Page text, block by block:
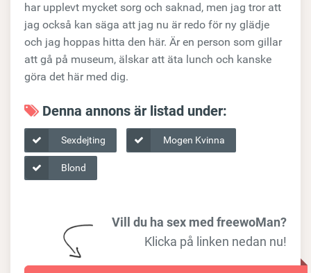
har upplevt mycket sorg och saknad, men jag tror att
jag också kan säga att jag nu är redo för ny glädje
och jag hoppas hitta den här. Är en person som gillar
att gå på museum, älskar att äta lunch och kanske
göra det här med dig.
Denna annons är listad under:
Sexdejting Mogen Kvinna
Blond
Vill du ha sex med freewoMan?
Klicka på linken nedan nu!